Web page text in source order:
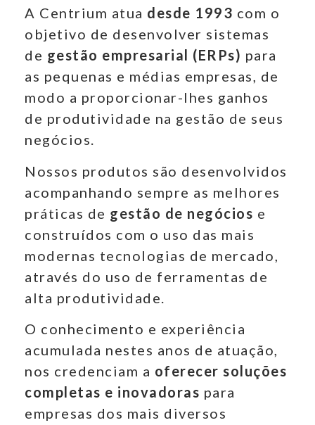
A Centrium atua desde 1993 com o
objetivo de desenvolver sistemas
de gestão empresarial (ERPs) para
as pequenas e médias empresas, de
modo a proporcionar-lhes ganhos
de produtividade na gestão de seus
negócios.
Nossos produtos são desenvolvidos
acompanhando sempre as melhores
práticas de gestão de negócios e
construídos com o uso das mais
modernas tecnologias de mercado,
através do uso de ferramentas de
alta produtividade.
O conhecimento e experiência
acumulada nestes anos de atuação,
nos credenciam a oferecer soluções
completas e inovadoras para
empresas dos mais diversos